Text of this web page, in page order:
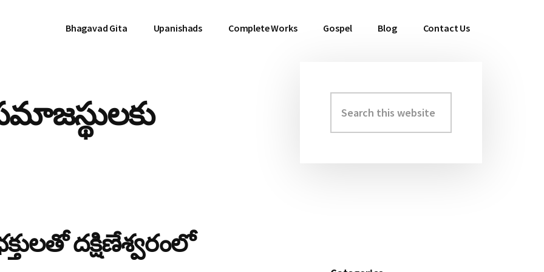
Bhagavad Gita Upanishads Complete Works Gospel Blog Contact Us
దక్షిణేశ్వరంలో
Primary
Sidebar
this
website